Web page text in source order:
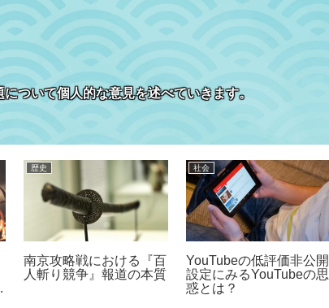
ついて個人的な意見を述べていきます。
歴史
南京攻略戦における『百
人斬り競争』報道の本質
社会
YouTubeの低評価非公開
設定にみるYouTubeの思
惑とは？